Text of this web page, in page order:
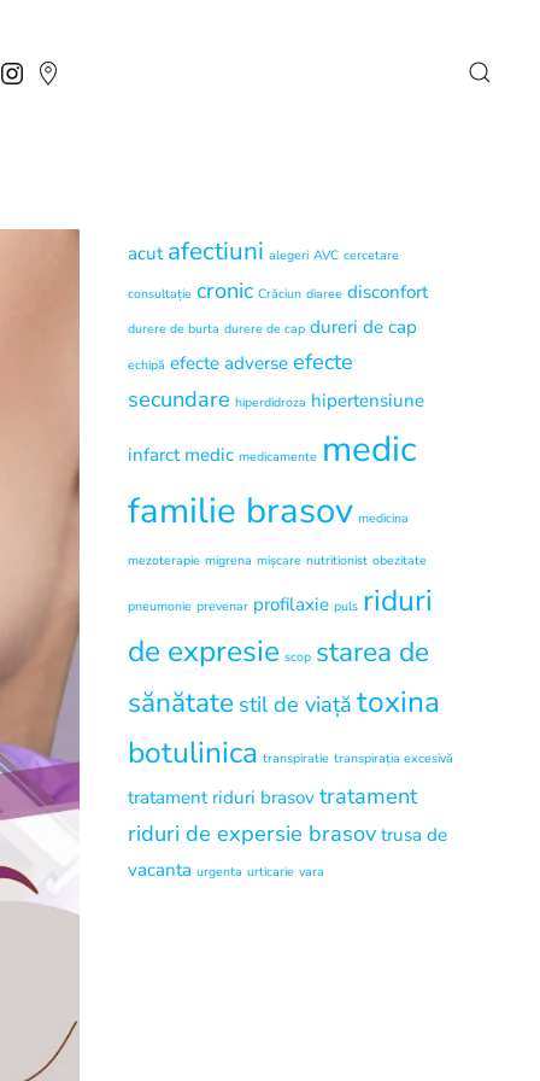
acut afectiuni alegeri AVC cercetare
consultație cronic Crăciun diaree disconfort
durere de burta durere de cap dureri de cap
echipă efecte adverse efecte
secundare hiperdidroza hipertensiune
infarct medic medicamente medic
familie brasov medicina
mezoterapie migrena mișcare nutritionist obezitate
pneumonie prevenar profilaxie puls riduri
de expresie scop starea de
sănătate stil de viață toxina
botulinica transpiratie transpirația excesivă
tratament riduri brasov tratament
riduri de expersie brasov trusa de
vacanta urgenta urticarie vara